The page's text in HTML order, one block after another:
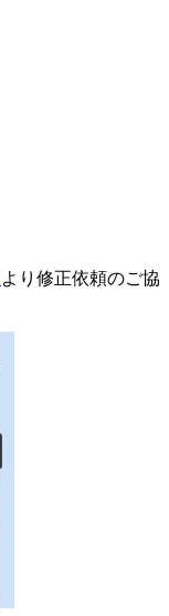
より修正依頼のご協